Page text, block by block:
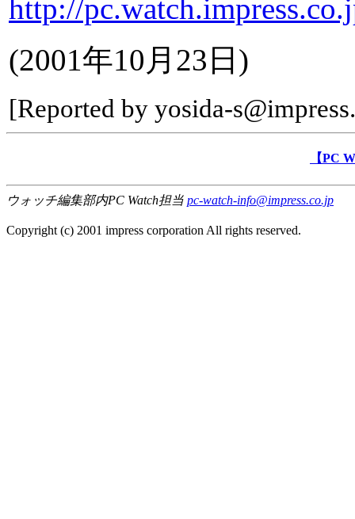
http://
(2001年10月23日)
[Reported by yosida-
【PC
ウォッチ編集部内PC Watch担当 pc-watch-info@impress.co.jp
Copyright (c) 2001 impress corporation All rights reserved.